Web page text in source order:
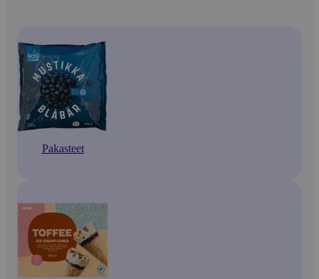
Pakasteet